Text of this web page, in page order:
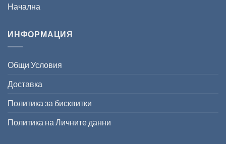
Начална
ИНФОРМАЦИЯ
Общи Условия
Доставка
Политика за бисквитки
Политика на Личните данни